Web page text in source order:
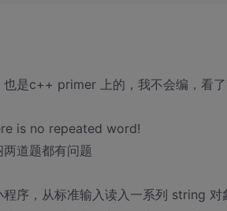
也是c++ primer 上的，我不会编，看
is no repeated word!
道题都有问题
程序，从标准输入读入一系列 string